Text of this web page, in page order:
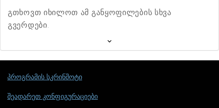
გთხოვთ იხილოთ ამ განყოფილების სხვა
გვერდები.
პროგრამის სკრინშოტი
შეადარეთ კონფიგურაციები